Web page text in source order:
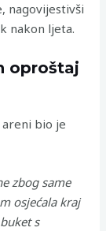
nagovijestivši
nakon ljeta.
oproštaj
bio je
zbog same
osjećala kraj
s